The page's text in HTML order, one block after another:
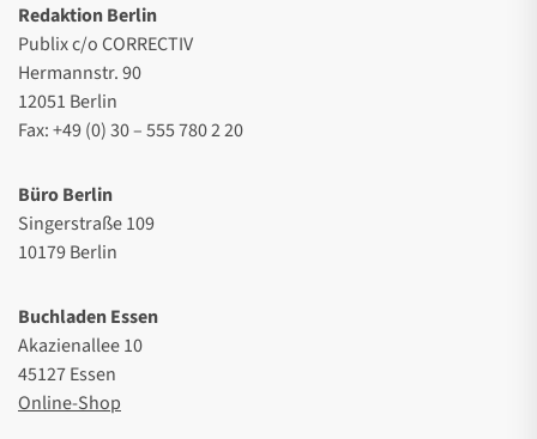
Redaktion Berlin
Publix c/o CORRECTIV
Hermannstr. 90
12051 Berlin
Fax: +49 (0) 30 – 555 780 2 20
Büro Berlin
Singerstraße 109
10179 Berlin
Buchladen Essen
Akazienallee 10
45127 Essen
Online-Shop